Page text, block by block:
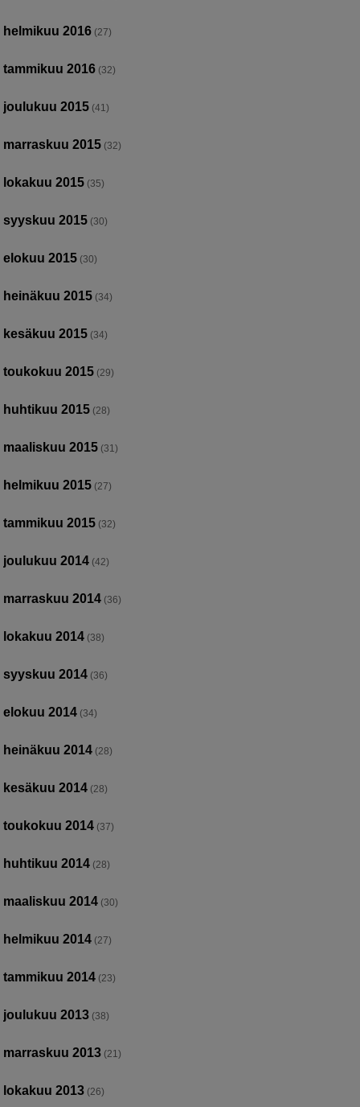
helmikuu 2016 (27)
tammikuu 2016 (32)
joulukuu 2015 (41)
marraskuu 2015 (32)
lokakuu 2015 (35)
syyskuu 2015 (30)
elokuu 2015 (30)
heinäkuu 2015 (34)
kesäkuu 2015 (34)
toukokuu 2015 (29)
huhtikuu 2015 (28)
maaliskuu 2015 (31)
helmikuu 2015 (27)
tammikuu 2015 (32)
joulukuu 2014 (42)
marraskuu 2014 (36)
lokakuu 2014 (38)
syyskuu 2014 (36)
elokuu 2014 (34)
heinäkuu 2014 (28)
kesäkuu 2014 (28)
toukokuu 2014 (37)
huhtikuu 2014 (28)
maaliskuu 2014 (30)
helmikuu 2014 (27)
tammikuu 2014 (23)
joulukuu 2013 (38)
marraskuu 2013 (21)
lokakuu 2013 (26)